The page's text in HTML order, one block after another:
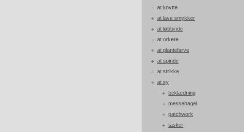
at knytte
at lave smykker
at løbbinde
at orkere
at plantefarve
at spinde
at strikke
at sy
beklædning
messehagel
patchwork
tasker